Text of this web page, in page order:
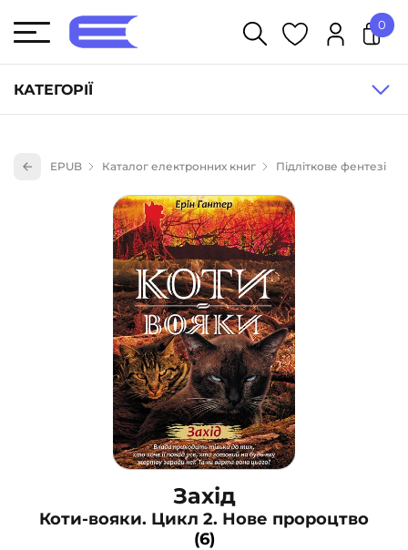
КАТЕГОРІЇ
Книги для дітей (833)
Книги для підлітків (240)
Науково-популярна література (1015)
Навчальна література та посібники (527)
Енциклопедії, довідники, словники (55)
Подарункові сертифікати (1)
0
EPUB Каталог електронних книг Підліткове фентезі
Захід
Коти-вояки. Цикл 2. Нове пророцтво
(6)